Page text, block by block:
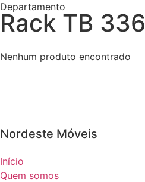
Departamento
Rack TB 336
Nenhum produto encontrado
Nordeste Móveis
Início
Quem somos